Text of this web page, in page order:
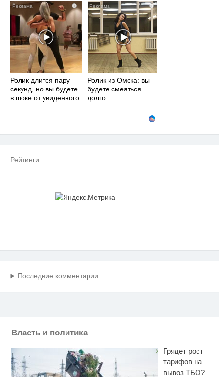
i
Ролик длится пару
секунд, но вы будете
в шоке от увиденного
i
Ролик из Омска: вы
будете смеяться
долго
Рейтинги
Последние комментарии
Власть и политика
Грядет рост
тарифов на
вывоз ТБО?